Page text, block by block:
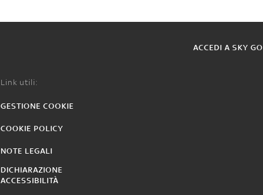
ACCEDI A SKY GO
Link utili:
GESTIONE COOKIE
COOKIE POLICY
NOTE LEGALI
DICHIARAZIONE
ACCESSIBILITÀ